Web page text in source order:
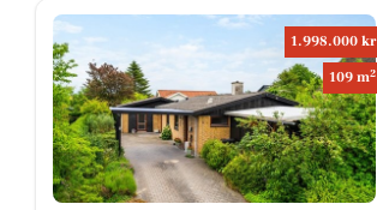
1.998.000 kr
109 m2